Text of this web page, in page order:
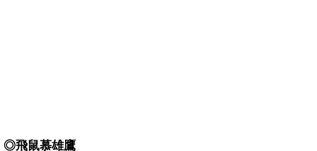
◎飛鼠慕雄鷹